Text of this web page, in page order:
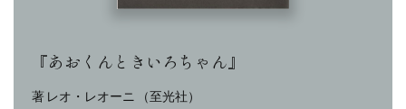
『あおくんときいろちゃん』
著 レオ・レオーニ （至光社）